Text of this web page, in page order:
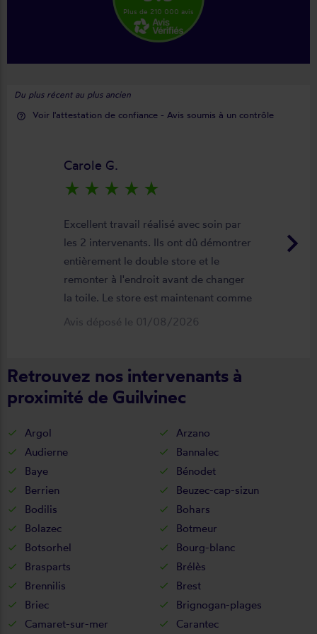
Plus de 210 000 avis
Du plus récent au plus ancien
help_outline Voir l'attestation de confiance - Avis soumis à un contrôle
keyboard_arrow_right
Carole G.
star_rate star_rate star_rate star_rate star_rate
Excellent travail réalisé avec soin par
les 2 intervenants. Ils ont dû démontrer
entièrement le double store et le
remonter à l'endroit avant de changer
la toile. Le store est maintenant comme
neuf, parfaitement positionné et
Avis déposé le 01/08/2026
Retrouvez nos intervenants à
proximité de Guilvinec
Argol
Arzano
Audierne
Bannalec
Baye
Bénodet
Berrien
Beuzec-cap-sizun
Bodilis
Bohars
Bolazec
Botmeur
Botsorhel
Bourg-blanc
Brasparts
Brélès
Brennilis
Brest
Briec
Brignogan-plages
Camaret-sur-mer
Carantec